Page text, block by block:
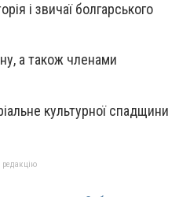
і звичаї болгарського
а також членами
культурної спадщини
редакцію